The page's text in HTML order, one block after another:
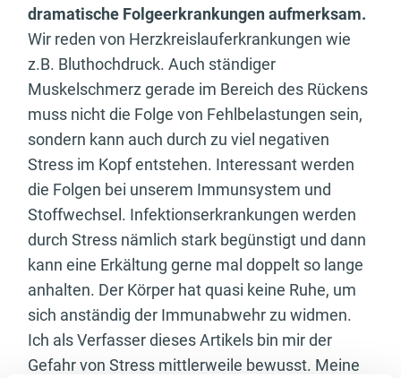
dramatische Folgeerkrankungen aufmerksam.
Wir reden von Herzkreislauferkrankungen wie
z.B. Bluthochdruck. Auch ständiger
Muskelschmerz gerade im Bereich des Rückens
muss nicht die Folge von Fehlbelastungen sein,
sondern kann auch durch zu viel negativen
Stress im Kopf entstehen. Interessant werden
die Folgen bei unserem Immunsystem und
Stoffwechsel. Infektionserkrankungen werden
durch Stress nämlich stark begünstigt und dann
kann eine Erkältung gerne mal doppelt so lange
anhalten. Der Körper hat quasi keine Ruhe, um
sich anständig der Immunabwehr zu widmen.
Ich als Verfasser dieses Artikels bin mir der
Gefahr von Stress mittlerweile bewusst. Meine